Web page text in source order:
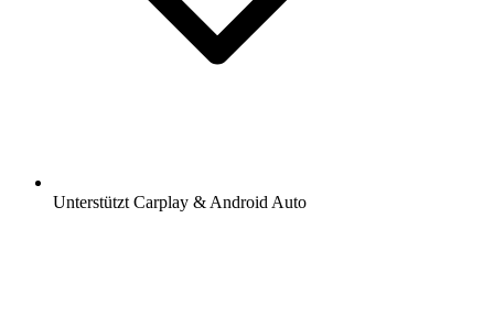
Unterstützt Carplay & Android Auto